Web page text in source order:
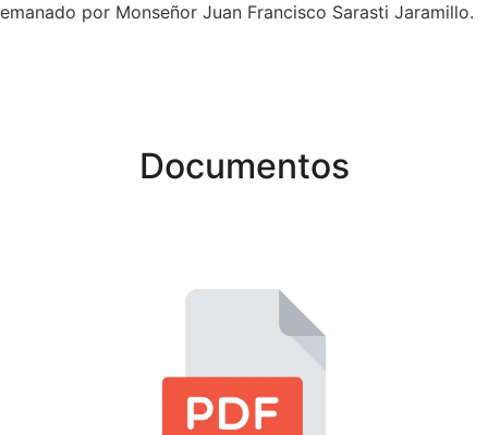
emanado por Monseñor Juan Francisco Sarasti Jaramillo.
Documentos